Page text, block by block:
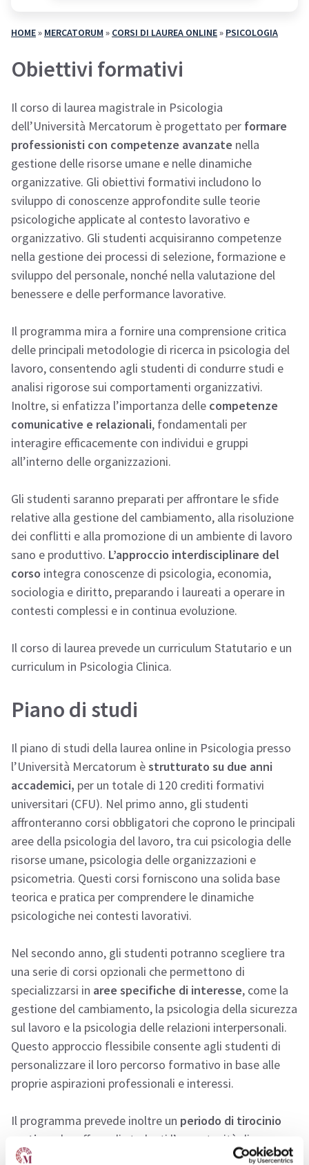
HOME» MERCATORUM » CORSI DI LAUREA ONLINE» PSICOLOGIA
Obiettivi formativi
Il corso di laurea magistrale in Psicologia
dell’Università Mercatorum è progettato per formare
professionisti con competenze avanzate nella
gestione delle risorse umane e nelle dinamiche
organizzative. Gli obiettivi formativi includono lo
sviluppo di conoscenze approfondite sulle teorie
psicologiche applicate al contesto lavorativo e
organizzativo. Gli studenti acquisiranno competenze
nella gestione dei processi di selezione, formazione e
sviluppo del personale, nonché nella valutazione del
benessere e delle performance lavorative.
Il programma mira a fornire una comprensione critica
delle principali metodologie di ricerca in psicologia del
lavoro, consentendo agli studenti di condurre studi e
analisi rigorose sui comportamenti organizzativi.
Inoltre, si enfatizza l’importanza delle competenze
comunicative e relazionali, fondamentali per
interagire efficacemente con individui e gruppi
all’interno delle organizzazioni.
Gli studenti saranno preparati per affrontare le sfide
relative alla gestione del cambiamento, alla risoluzione
dei conflitti e alla promozione di un ambiente di lavoro
sano e produttivo. L’approccio interdisciplinare del
corso integra conoscenze di psicologia, economia,
sociologia e diritto, preparando i laureati a operare in
contesti complessi e in continua evoluzione.
Il corso di laurea prevede un curriculum Statutario e un
curriculum in Psicologia Clinica.
Piano di studi
Il piano di studi della laurea online in Psicologia presso
l’Università Mercatorum èstrutturato su due anni
accademici, per un totale di 120 crediti formativi
universitari (CFU). Nel primo anno, gli studenti
affronteranno corsi obbligatori che coprono le principali
aree della psicologia del lavoro, tra cui psicologia delle
risorse umane, psicologia delle organizzazioni e
psicometria. Questi corsi forniscono una solida base
teorica e pratica per comprendere le dinamiche
psicologiche nei contesti lavorativi.
Nel secondo anno, gli studenti potranno scegliere tra
una serie di corsi opzionali che permettono di
specializzarsi in aree specifiche di interesse, come la
gestione del cambiamento, la psicologia della sicurezza
sul lavoro e la psicologia delle relazioni interpersonali.
Questo approccio flessibile consente agli studenti di
personalizzare il loro percorso formativo in base alle
proprie aspirazioni professionali e interessi.
Il programma prevede inoltre un periodo di tirocinio
pratico
, che offre agli studenti l’opportunità di
acquisire esperienza diretta in contesti lavorativi reali.